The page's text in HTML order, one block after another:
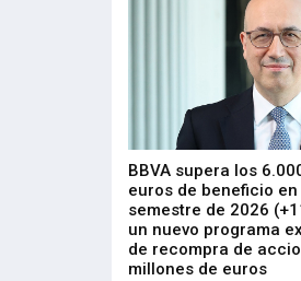
BBVA supera los
euros de beneficio
semestre de 2026
un nuevo programa
de recompra de
millones de euros